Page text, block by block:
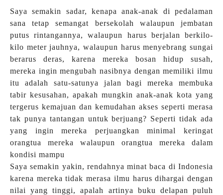
Saya semakin sadar, kenapa anak-anak di pedalaman
sana tetap semangat bersekolah walaupun jembatan
putus rintangannya, walaupun harus berjalan berkilo-
kilo meter jauhnya, walaupun harus menyebrang sungai
berarus deras, karena mereka bosan hidup susah,
mereka ingin mengubah nasibnya dengan memiliki ilmu
itu adalah satu-satunya jalan bagi mereka membuka
tabir kesusahan, apakah mungkin anak-anak kota yang
tergerus kemajuan dan kemudahan akses seperti merasa
tak punya tantangan untuk berjuang? Seperti tidak ada
yang ingin mereka perjuangkan minimal keringat
orangtua mereka walaupun orangtua mereka dalam
kondisi mampu
Saya semakin yakin, rendahnya minat baca di Indonesia
karena mereka tidak merasa ilmu harus dihargai dengan
nilai yang tinggi, apalah artinya buku delapan puluh